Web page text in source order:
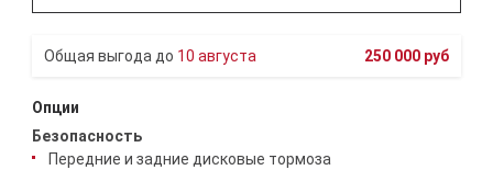
10 августа 250 000 руб
Опции
Безопасность
Передние и задние дисковые тормоза